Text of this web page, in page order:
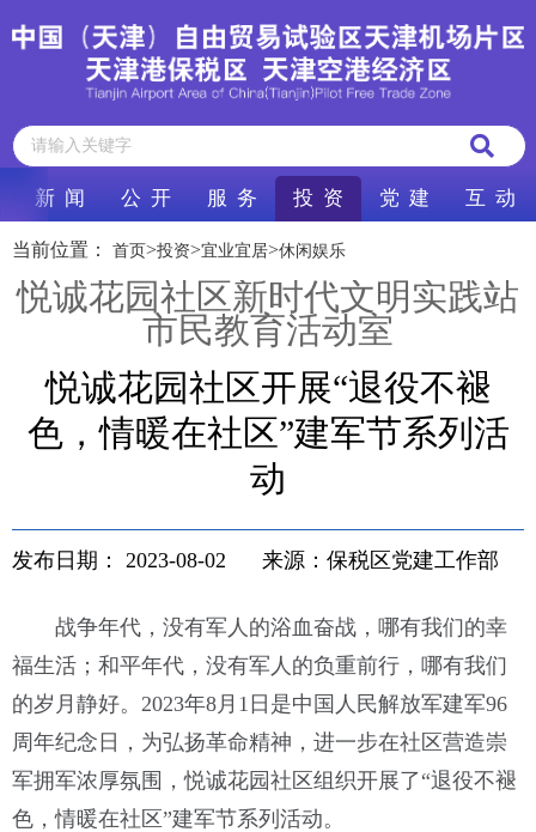
新 闻 公 开 服 务 投 资 党 建 互 动
当前位置： 首页>投资>宜业宜居>休闲娱乐
悦诚花园社区新时代文明实践站
市民教育活动室
悦诚花园社区开展“退役不褪
色，情暖在社区”建军节系列活
动
发布日期： 2023-08-02 来源：保税区党建工作部
战争年代，没有军人的浴血奋战，哪有我们的幸
福生活；和平年代，没有军人的负重前行，哪有我们
的岁月静好。2023年8月1日是中国人民解放军建军96
周年纪念日，为弘扬革命精神，进一步在社区营造崇
军拥军浓厚氛围，悦诚花园社区组织开展了“退役不褪
色，情暖在社区”建军节系列活动。